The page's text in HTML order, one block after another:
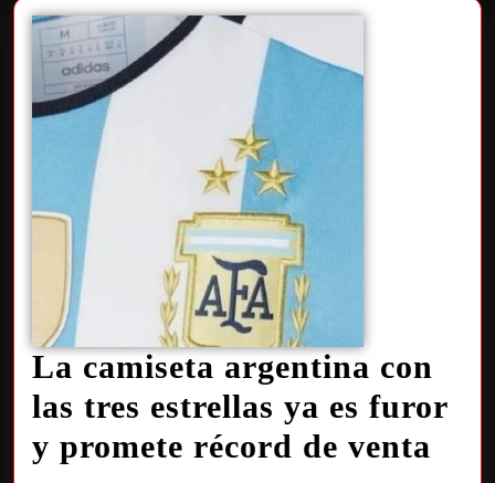
La camiseta argentina con
las tres estrellas ya es furor
y promete récord de venta